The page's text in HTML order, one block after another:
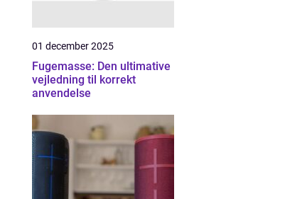
01 december 2025
Fugemasse: Den ultimative
vejledning til korrekt
anvendelse